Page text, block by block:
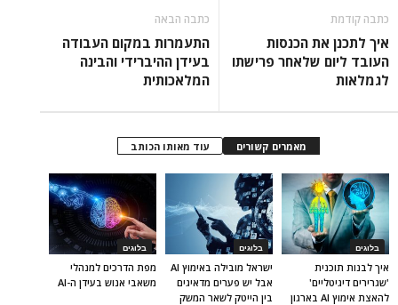
כתבה קודמת
איך לתכנן את הכנסות
העובד ליום שלאחר פרישתו
לגמלאות
כתבה הבאה
התעמרות במקום העבודה
בעידן ההיברידי והבינה
המלאכותית
מאמרים קשורים עוד מאותו הכותב
בלוגים
מפת הדרכים למנהלי
משאבי אנוש בעידן ה-AI
בלוגים
ישראל מובילה באימוץ AI
אבל יש פערים מדאיגים
בין הייטק לשאר המשק
בלוגים
איך לבנות תוכנית
'שגרירים דיגיטליים'
להאצת אימוץ AI בארגון